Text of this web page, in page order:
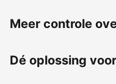
Meer controle
Dé oplossing